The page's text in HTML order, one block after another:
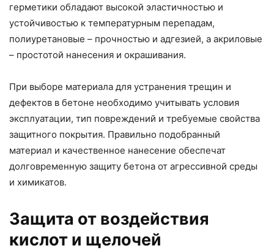
герметики обладают высокой эластичностью и
устойчивостью к температурным перепадам,
полиуретановые – прочностью и адгезией, а акриловые
– простотой нанесения и окрашивания.
При выборе материала для устранения трещин и
дефектов в бетоне необходимо учитывать условия
эксплуатации, тип повреждений и требуемые свойства
защитного покрытия. Правильно подобранный
материал и качественное нанесение обеспечат
долговременную защиту бетона от агрессивной среды
и химикатов.
Защита от воздействия
кислот и щелочей